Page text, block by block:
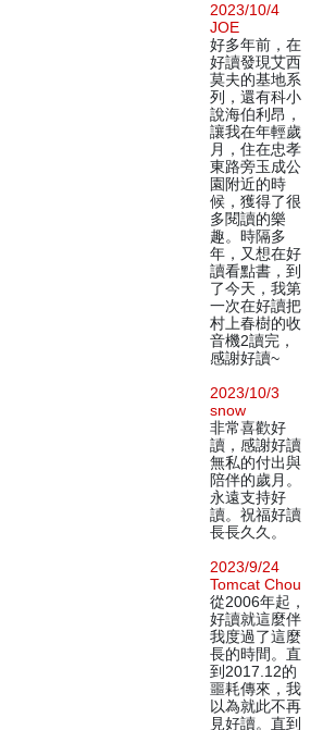
2023/10/4
JOE
好多年前，在
好讀發現艾西
莫夫的基地系
列，還有科小
說海伯利昂，
讓我在年輕歲
月，住在忠孝
東路旁玉成公
園附近的時
候，獲得了很
多閱讀的樂
趣。時隔多
年，又想在好
讀看點書，到
了今天，我第
一次在好讀把
村上春樹的收
音機2讀完，
感謝好讀~
2023/10/3
snow
非常喜歡好
讀，感謝好讀
無私的付出與
陪伴的歲月。
永遠支持好
讀。祝福好讀
長長久久。
2023/9/24
Tomcat Chou
從2006年起，
好讀就這麼伴
我度過了這麼
長的時間。直
到2017.12的
噩耗傳來，我
以為就此不再
見好讀。直到